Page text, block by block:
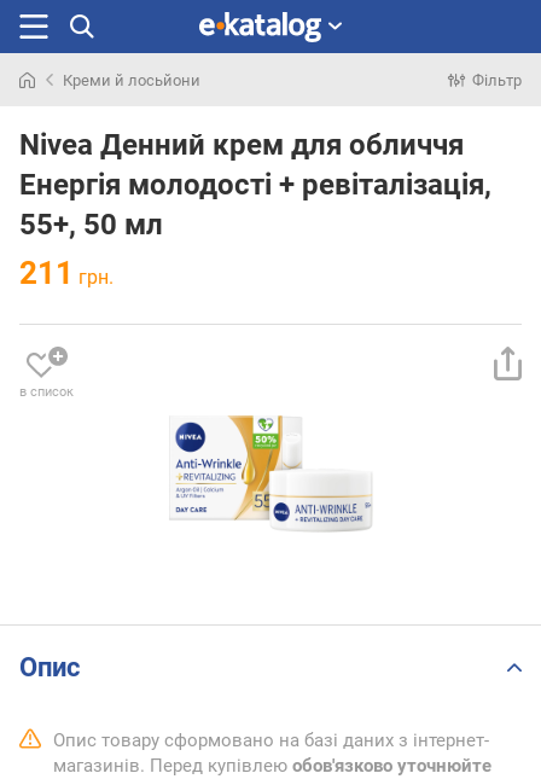
раніше
Креми й лосьйони Фільтр
Nivea Денний крем для обличчя
Енергія молодості + ревіталізація,
55+, 50 мл
211 грн.
в список
Опис
Опис товару сформовано на базі даних з інтернет-
магазинів. Перед купівлею обов'язково уточнюйте